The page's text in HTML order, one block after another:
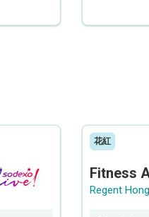
花紅
Fitness
Regent